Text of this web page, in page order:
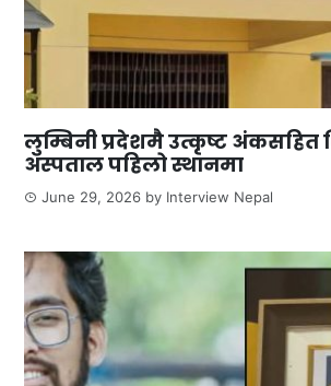
लुम्बिनी प्रदेशमै उत्कृष्ट अंकसहित
अस्पताल पहिलो स्थानमा
June 29, 2026 by Interview Nepal